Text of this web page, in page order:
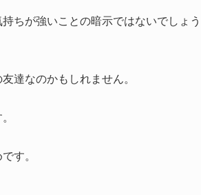
ちが強いことの暗示ではないでしょう
達なのかもしれません。
す。